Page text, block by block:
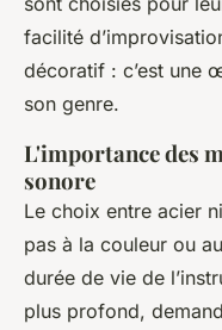
facilité
décoratif : c’est une
son genre.
L'importance des
sonore
Le choix entre acier
pas à la couleur ou
durée de vie de
plus profond,